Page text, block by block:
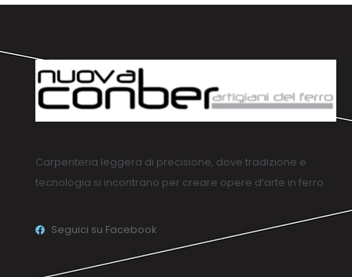
Carpenteria leggera di precisione, dove tradizione e
tecnologia si incontrano per creare opere d’arte in ferro
Seguici su Facebook